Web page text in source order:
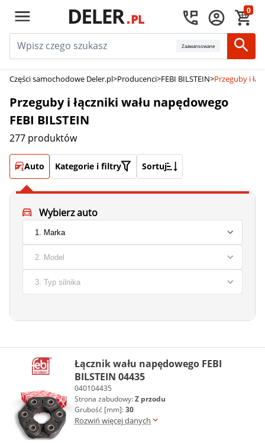
0
Zaawansowane
Części samochodowe Deler.pl>Producenci>FEBI BILSTEIN>Przeguby i
Przeguby i łączniki wału napędowego
FEBI BILSTEIN
277 produktów
Auto Kategorie i filtry Sortuj
Wybierz auto
Łącznik wału napędowego FEBI
BILSTEIN 04435
040104435
Strona zabudowy:Z przodu
Grubość [mm]:30
Rozwiń więcej danych